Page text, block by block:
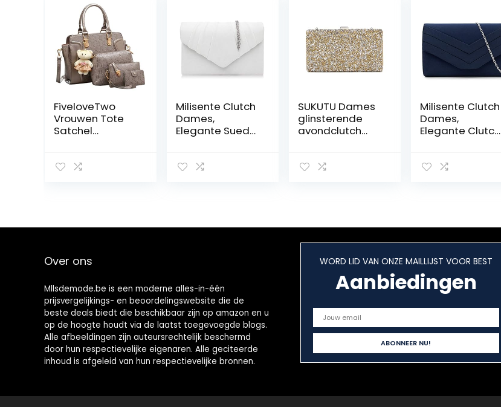
FiveloveTwo
Vrouwen Tote
Satchel
Tas Clutch
Milisente Clutch
Dames,
Elegante Suede
crossbody
SUKUTU Dames
glinsterende
avondclutch
ketting
Milisente Clutch
Dames,
Elegante Clutch
crossbody
Over ons
Mllsdemode.be is een moderne alles-in-één
prijsvergelijkings- en beoordelingswebsite die de
beste deals biedt die beschikbaar zijn op amazon en u
op de hoogte houdt via de laatst toegevoegde blogs.
Alle afbeeldingen zijn auteursrechtelijk beschermd
door hun respectievelijke eigenaren. Alle geciteerde
inhoud is afgeleid van hun respectievelijke bronnen.
WORD LID VAN ONZE MAILLIJST VOOR BEST
Aanbiedingen